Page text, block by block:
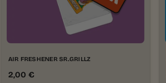
AIR FRESHENER SR.GRILLZ
2,00 €